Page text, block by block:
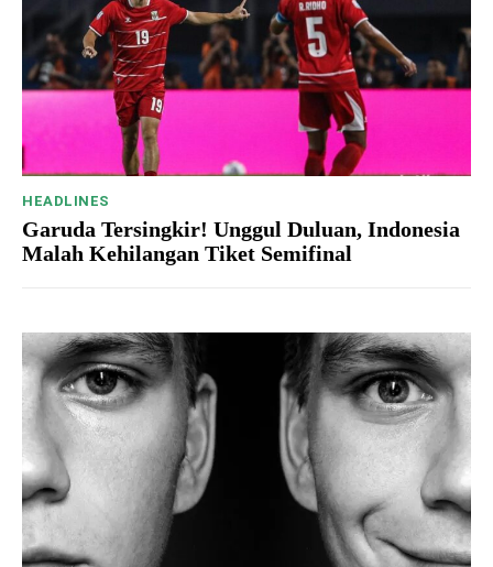
HEADLINES
Garuda Tersingkir! Unggul Duluan, Indonesia
Malah Kehilangan Tiket Semifinal